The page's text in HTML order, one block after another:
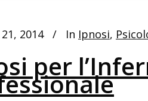
2014 In Ipnosi,
per